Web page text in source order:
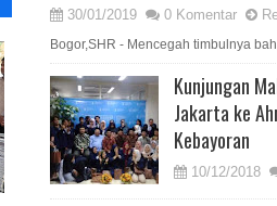
30/01/2019 0 Komentar
Bogor,SHR - Mencegah timbulnya
Kunjungan
Jakarta ke
Kebayoran
10/12/2018